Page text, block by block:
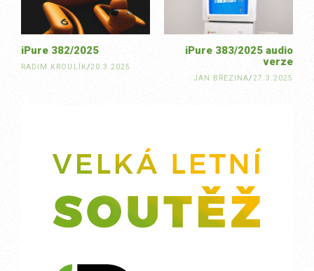
iPure 383/2025 audio
verze
JAN BŘEZINA/27.3.2025
iPure 382/2025
RADIM KROULÍK/20.3.2025